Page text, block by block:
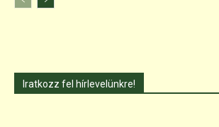
Iratkozz fel hírlevelünkre!